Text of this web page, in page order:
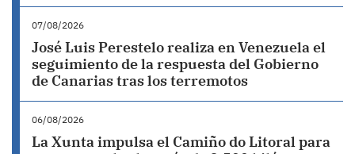
07/08/2026
José Luis Perestelo realiza en Venezuela el
seguimiento de la respuesta del Gobierno
de Canarias tras los terremotos
06/08/2026
La Xunta impulsa el Camiño do Litoral para